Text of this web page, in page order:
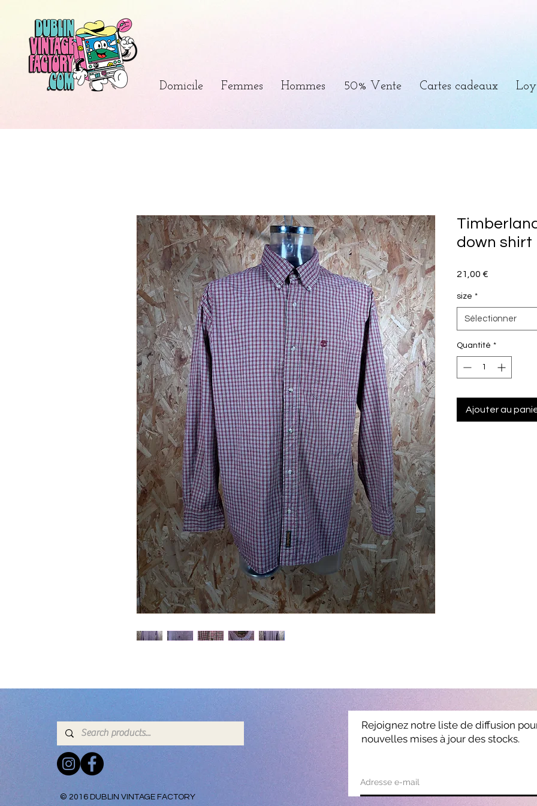
Domicile Femmes Hommes 50% Vente Cartes cadeaux
down shirt
21,00 €
size *
Sélectionner
Quantité *
Ajouter au
Rejoignez notre liste de diffusion
nouvelles mises à jour des stocks.
© 2016 DUBLIN VINTAGE FACTORY